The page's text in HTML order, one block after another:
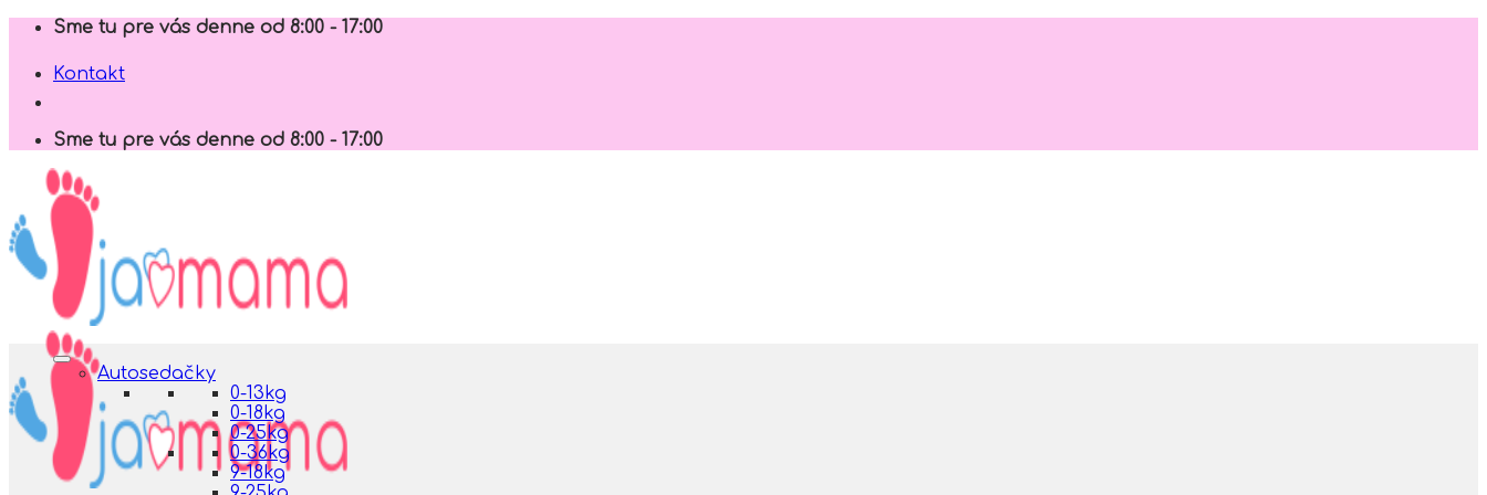
Skip
content
Sme tu pre vás denne od 8:00 - 17:00
Kontakt
Sme tu pre vás denne od 8:00 - 17:00
Autosedačky
0-13kg
0-18kg
0-25kg
0-36kg
9-18kg